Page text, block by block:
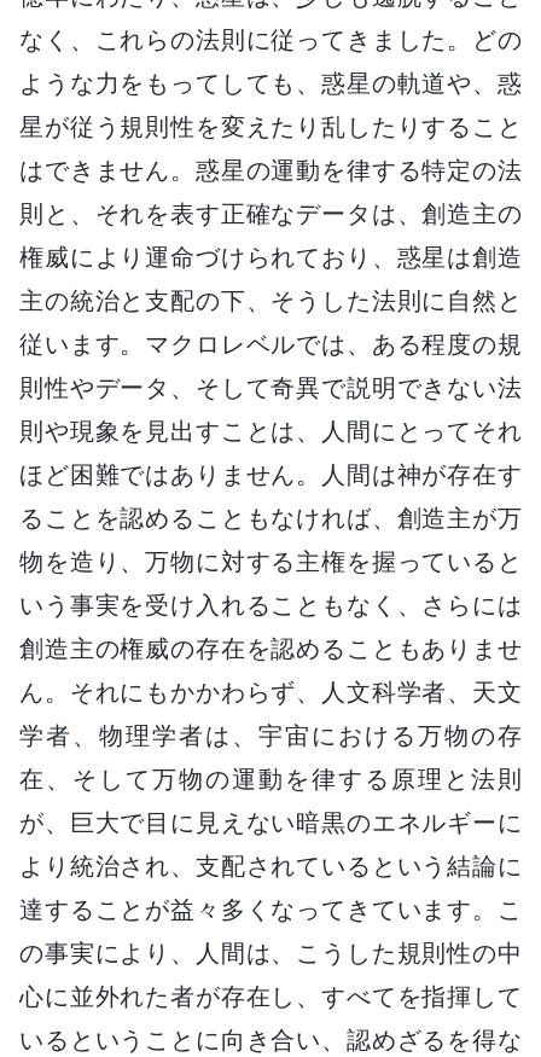
なく、これらの法則に従ってきました。どの
ような力をもってしても、惑星の軌道や、惑
星が従う規則性を変えたり乱したりすること
はできません。惑星の運動を律する特定の法
則と、それを表す正確なデータは、創造主の
権威により運命づけられており、惑星は創造
主の統治と支配の下、そうした法則に自然と
従います。マクロレベルでは、ある程度の規
則性やデータ、そして奇異で説明できない法
則や現象を見出すことは、人間にとってそれ
ほど困難ではありません。人間は神が存在す
ることを認めることもなければ、創造主が万
物を造り、万物に対する主権を握っていると
いう事実を受け入れることもなく、さらには
創造主の権威の存在を認めることもありませ
ん。それにもかかわらず、人文科学者、天文
学者、物理学者は、宇宙における万物の存
在、そして万物の運動を律する原理と法則
が、巨大で目に見えない暗黒のエネルギーに
より統治され、支配されているという結論に
達することが益々多くなってきています。こ
の事実により、人間は、こうした規則性の中
心に並外れた者が存在し、すべてを指揮して
いるということに向き合い、認めざるを得な